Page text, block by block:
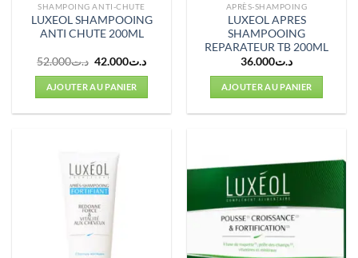
SHAMPOING ANTI-CHUTE
LUXEOL SHAMPOOING
ANTI CHUTE 200ML
د.ت52.000
Le
initial
était :
د.ت52.000.
د.ت42.000
Le
AJOUTER AU PANIER
APRÈS-SHAMPOING
LUXEOL APRES
SHAMPOOING
REPARATEUR TB 200ML
د.ت36.000
AJOUTER AU PANIER